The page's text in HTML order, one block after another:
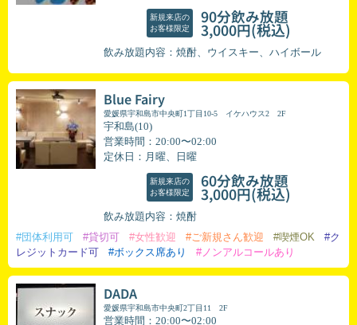
新規来店の
お客様限定
90分飲み放題
3,000円(税込)
飲み放題内容：焼酎、ウイスキー、ハイボール
Blue Fairy
愛媛県宇和島市中央町1丁目10-5 イケハウス2 2F
宇和島(10)
営業時間：20:00〜02:00
定休日：月曜、日曜
新規来店の
お客様限定
60分飲み放題
3,000円(税込)
飲み放題内容：焼酎
#団体利用可 #貸切可 #女性歓迎 #ご新規さん歓迎 #喫煙OK
#ク
レジットカード可
#ボックス席あり #ノンアルコールあり
DADA
愛媛県宇和島市中央町2丁目11 2F
営業時間：20:00〜02:00